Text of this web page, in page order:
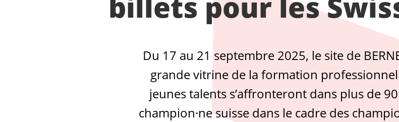
Du 17 au 21 septembre 2025, le site de
grande vitrine de la formation
jeunes talents s’affronteront dans plus de
champion·ne suisse dans le cadre des